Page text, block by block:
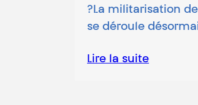
de nos sociétés
désormais…